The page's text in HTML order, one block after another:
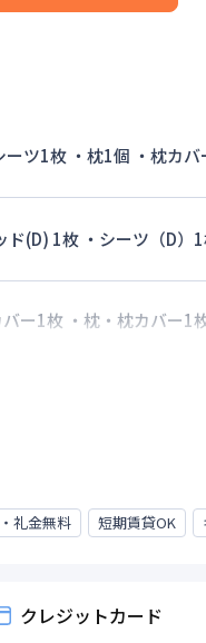
ツ1枚 ・枕1個 ・枕カ
(D) 1枚 ・シーツ（D）
ー1枚 ・枕・枕カバー1
礼金無料 短期賃貸OK
クレジットカード